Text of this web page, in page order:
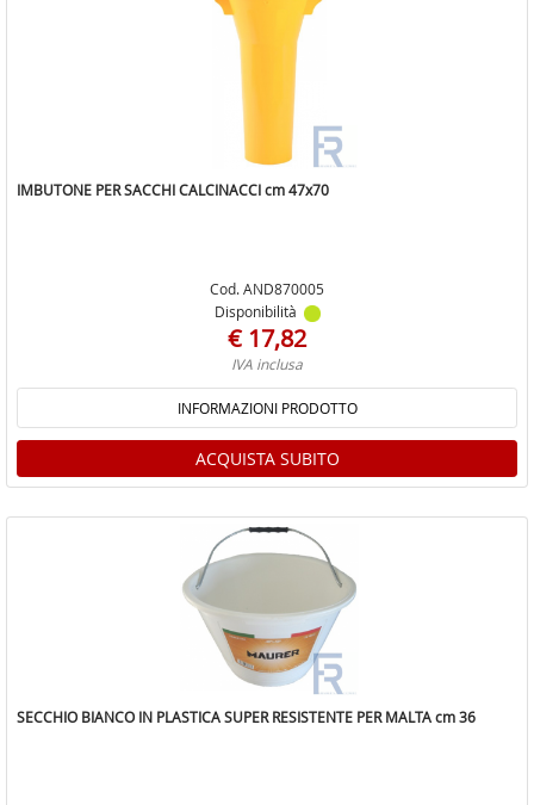
IMBUTONE PER SACCHI CALCINACCI cm 47x70
Cod. AND870005
Disponibilità
€ 17,82
IVA inclusa
INFORMAZIONI PRODOTTO
ACQUISTA SUBITO
SECCHIO BIANCO IN PLASTICA SUPER RESISTENTE PER MALTA cm 36